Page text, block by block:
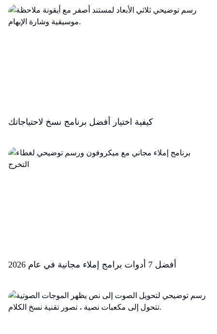
كيفية اختيار أفضل برنامج نسخ لاحتياجاتك
أفضل 7 أدوات برامج إملاء مجانية في عام 2026